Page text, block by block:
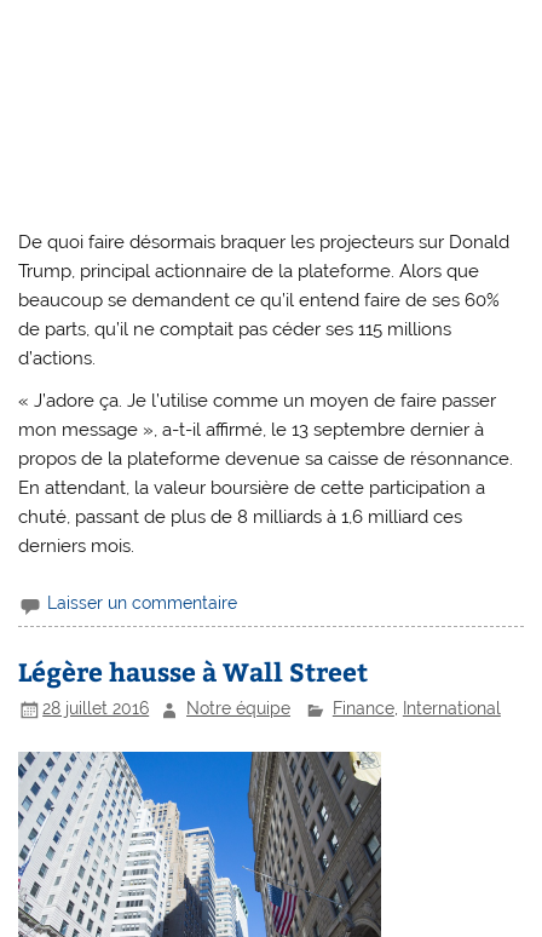
De quoi faire désormais braquer les projecteurs sur Donald
Trump, principal actionnaire de la plateforme. Alors que
beaucoup se demandent ce qu’il entend faire de ses 60%
de parts, qu’il ne comptait pas céder ses 115 millions
d’actions.
« J’adore ça. Je l’utilise comme un moyen de faire passer
mon message », a-t-il affirmé, le 13 septembre dernier à
propos de la plateforme devenue sa caisse de résonnance.
En attendant, la valeur boursière de cette participation a
chuté, passant de plus de 8 milliards à 1,6 milliard ces
derniers mois.
Laisser un commentaire
Légère hausse à Wall Street
28 juillet 2016 Notre équipe Finance, International